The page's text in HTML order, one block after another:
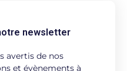
newsletter
avertis de nos
et évènements à